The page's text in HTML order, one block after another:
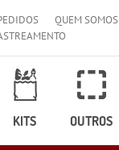
QUEM SOMOS
KITS OUTROS